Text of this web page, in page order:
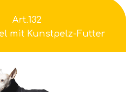
Art.132
mit Kunstpelz-Futter